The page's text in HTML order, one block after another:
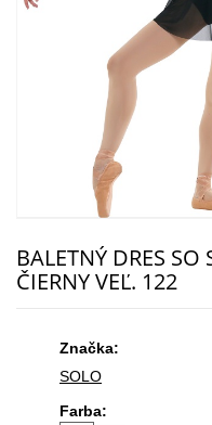
BALETNÝ DRES
ČIERNY VEĽ. 122
Značka:
SOLO
Farba: